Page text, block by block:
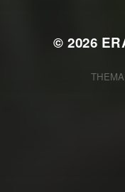
© 2026